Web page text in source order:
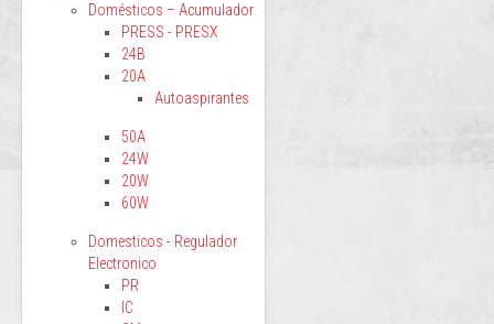
Domésticos – Acumulador
PRESS - PRESX
24B
20A
Autoaspirantes
50A
24W
20W
60W
Domesticos - Regulador
Electronico
PR
IC